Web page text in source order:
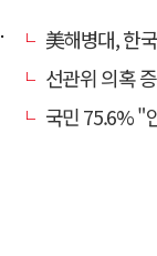
美해병대, 한국
선관위 의혹 증
국민 75.6% "안